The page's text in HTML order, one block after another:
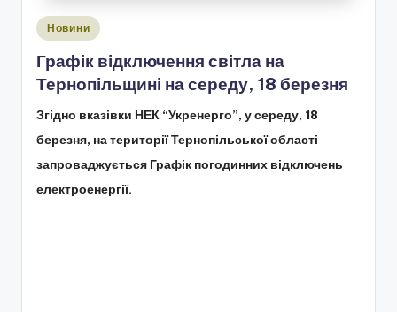
Опубліковано
Новини
Графік відключення світла на
Тернопільщині на середу, 18 березня
Згідно вказівки НЕК “Укренерго”, у середу, 18
березня, на території Тернопільської області
запроваджується Графік погодинних відключень
електроенергії.